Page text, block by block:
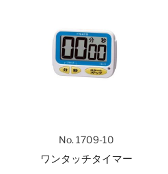
No. 1709-10
ワンタッチタイマー